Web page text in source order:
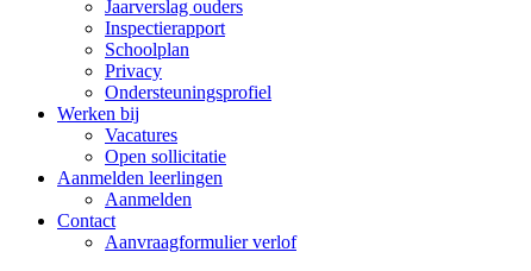
Jaarverslag ouders
Inspectierapport
Schoolplan
Privacy
Ondersteuningsprofiel
Werken bij
Vacatures
Open sollicitatie
Aanmelden leerlingen
Aanmelden
Contact
Aanvraagformulier verlof